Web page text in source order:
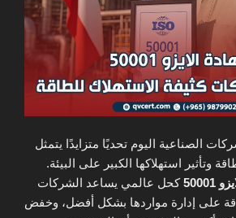
الصناعية اليوم تحديًا متزايدًا يتمثل
وتأثير استهلاكها الكبير على البيئة.
كحل عالمي يساعد الشركات
على إدارة مواردها بشكل أفضل، وخفض